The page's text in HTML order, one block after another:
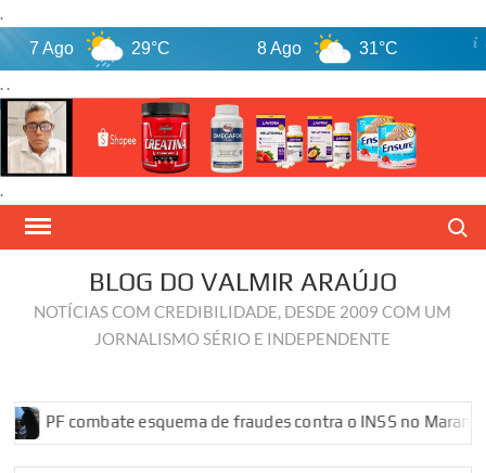
.
Ago 29°C 8 Ago 31°C 9
. .
.
Skip
BLOG DO VALMIR ARAÚJO
NOTÍCIAS COM CREDIBILIDADE, DESDE 2009 COM UM
JORNALISMO SÉRIO E INDEPENDENTE
combate esquema de fraudes contra o INSS no Maranhão